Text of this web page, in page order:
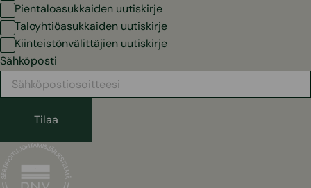
Pientaloasukkaiden uutiskirje
Taloyhtiöasukkaiden uutiskirje
Kiinteistönvälittäjien uutiskirje
Sähköposti